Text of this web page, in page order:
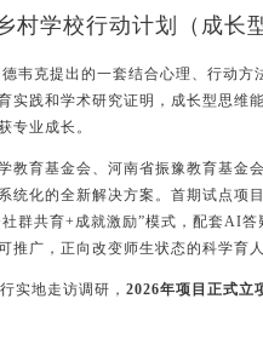
村学校行动计划（成长
韦克提出的一套结合心理、行动
实践和学术研究证明，成长型思
专业成长。
育基金会、河南省振豫教育基金
统化的全新解决方案。首期试点项
群共育+成就激励”模式，配套AI
广，正向改变师生状态的科学育
实地走访调研， 2026年项目正式立